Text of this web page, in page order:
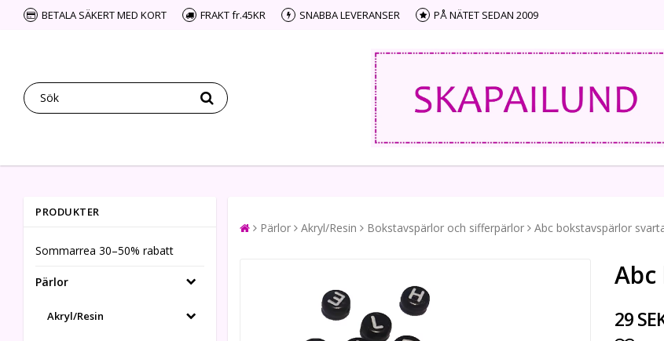
BETALA SÄKERT MED KORT FRAKT fr.45KR SNABBA LEVERANSER PÅ NÄTET SEDAN 2009
PRODUKTER
Sommarrea 30–50% rabatt
Pärlor
Akryl/Resin
Pärlor Akryl/Resin Bokstavspärlor och sifferpärlor Abc bokstavspärlor
29